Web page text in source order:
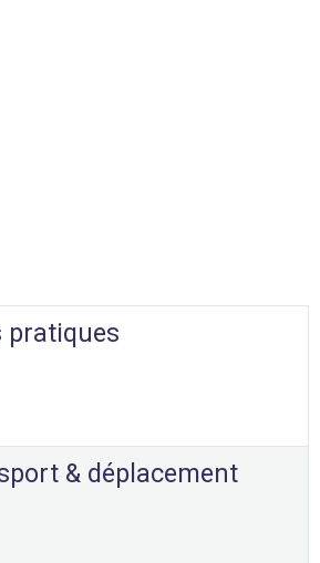
pratiques
& déplacement